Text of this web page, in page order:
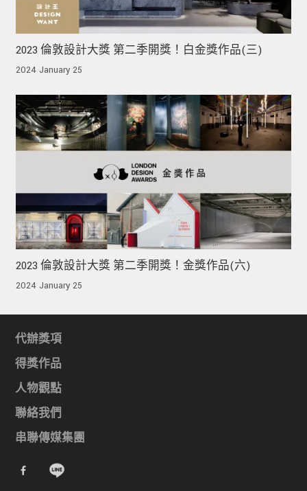
2023 倫敦設計大獎 第二季開獎！白金獎作品(三)
2024 January 25
2023 倫敦設計大獎 第二季開獎！金獎作品(六)
2024 January 25
代辦獎項
得獎作品
人物觀點
聯絡我們
串聯傳媒集團